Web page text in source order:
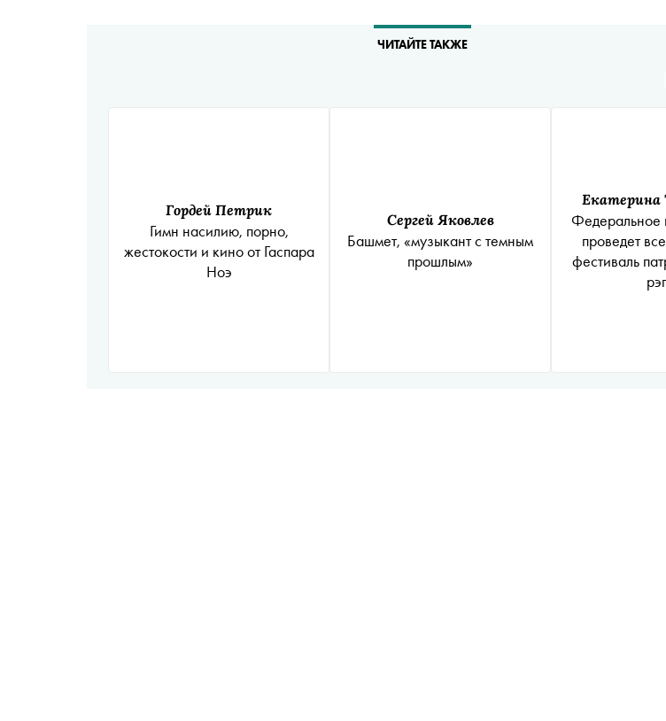
ЧИТАЙТЕ ТАКЖЕ
Гордей Петрик
Гимн насилию, порно,
жестокости и кино от Гаспара
Ноэ
Сергей Яковлев
Башмет, «музыкант с темным
прошлым»
Екатерина
Федеральное
проведет
фестиваль